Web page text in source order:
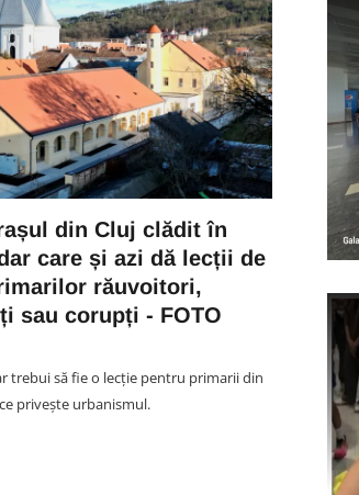
din Cluj clădit în
care și azi dă lecții de
răuvoitori,
sau corupți - FOTO
trebui să fie o lecție pentru primarii din
privește urbanismul.
SOCIAL
Abonamentele pentru
2027, lansate cu focuri
de artificii. Fanii își pot
primele tichete
08 August 22:02
40 de persoane,
că ar deține droguri